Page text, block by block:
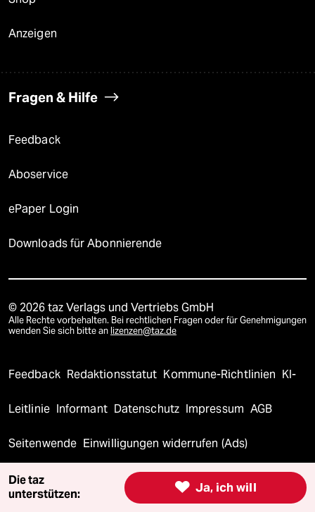
Anzeigen
Fragen & Hilfe
Feedback
Aboservice
ePaper Login
Downloads für Abonnierende
© 2026 taz Verlags und Vertriebs GmbH
Alle Rechte vorbehalten. Bei rechtlichen Fragen oder für Genehmigungen
wenden Sie sich bitte an lizenzen@taz.de
Feedback Redaktionsstatut Kommune-Richtlinien KI-
Leitlinie Informant Datenschutz Impressum AGB
Seitenwende Einwilligungen widerrufen (Ads)
 Ja, ich will
Die taz
unterstützen: